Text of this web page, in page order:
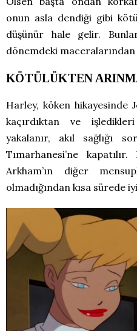
onun asla dendiği gibi
düşünür hale gelir.
dönemdeki
KÖTÜLÜKTEN
Harley, köken hikayesinde
kaçırdıktan ve
yakalanır, akıl sağlığı
Tımarhanesi’ne
Arkham’ın diğer
olmadığından kısa sürede